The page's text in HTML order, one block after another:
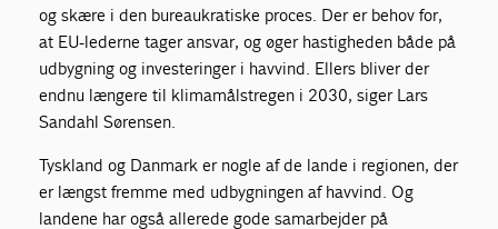
og skære i den bureaukratiske proces. Der er behov for,
at EU-lederne tager ansvar, og øger hastigheden både på
udbygning og investeringer i havvind. Ellers bliver der
endnu længere til klimamålstregen i 2030, siger Lars
Sandahl Sørensen.
Tyskland og Danmark er nogle af de lande i regionen, der
er længst fremme med udbygningen af havvind. Og
landene har også allerede gode samarbejder på